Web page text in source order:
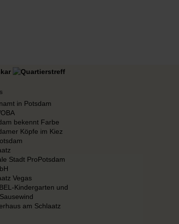
in Potsdam
bekennt Farbe
Köpfe im Kiez
Stadt ProPotsdam
Vegas
Kindergarten und
am Schlaatz